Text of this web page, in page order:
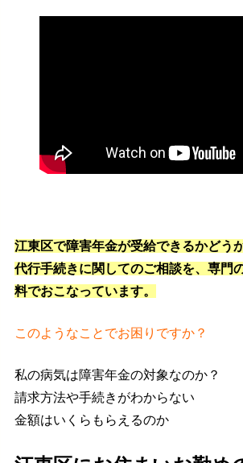
江東区で障害年金が受給できるかどう
代行手続きに関してのご相談を、専門
料でおこなっています。
このようなことでお困りですか？
私の病気は障害年金の対象なのか？
請求方法や手続きがわからない
金額はいくらもらえるのか